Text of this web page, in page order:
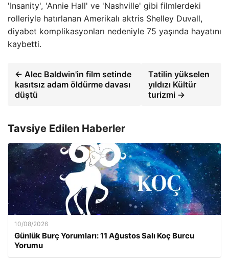
'Insanity', 'Annie Hall' ve 'Nashville' gibi filmlerdeki
rolleriyle hatırlanan Amerikalı aktris Shelley Duvall,
diyabet komplikasyonları nedeniyle 75 yaşında hayatını
kaybetti.
← Alec Baldwin'in film setinde
kasıtsız adam öldürme davası
düştü
Tatilin yükselen
yıldızı Kültür
turizmi →
Tavsiye Edilen Haberler
10/08/2026
Günlük Burç Yorumları: 11 Ağustos Salı Koç Burcu
Yorumu